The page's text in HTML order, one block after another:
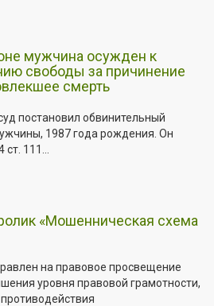
мужчина осужден к
свободы за причинение
смерть
постановил обвинительный
1987 года рождения. Он
111...
«Мошенническая схема
на правовое просвещение
уровня правовой грамотности,